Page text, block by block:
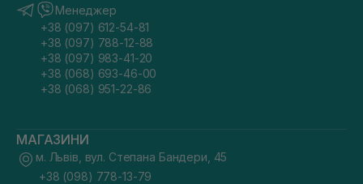
Менеджер
+38 (097) 612-54-81
+38 (097) 788-12-88
+38 (097) 983-41-20
+38 (068) 693-46-00
+38 (068) 951-22-86
МАГАЗИНИ
м. Львів, вул. Степана Бандери, 45
+38 (098) 778-13-79